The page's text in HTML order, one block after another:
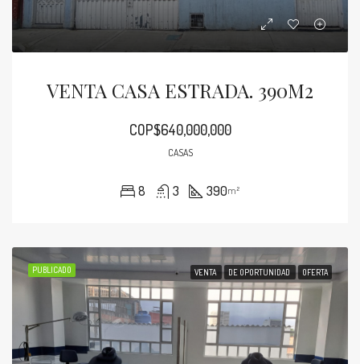
VENTA CASA ESTRADA. 390M2
COP$640,000,000
CASAS
8 3 390m²
PUBLICADO VENTA DE OPORTUNIDAD OFERTA